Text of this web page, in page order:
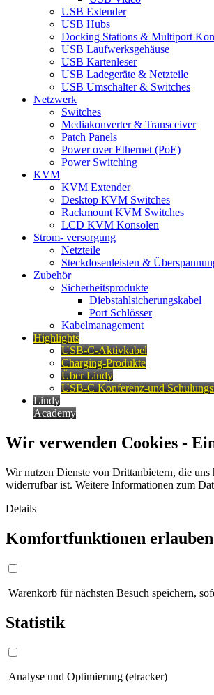
USB Extender
USB Hubs
Docking Stations & Multiport
USB Laufwerksgehäuse
USB Kartenleser
USB Ladegeräte & Netzteile
USB Umschalter & Switches
Netzwerk
Switches
Mediakonverter & Transceiver
Patch Panels
Power over Ethernet (PoE)
Power Switching
KVM
KVM Extender
Desktop KVM Switches
Rackmount KVM Switches
LCD KVM Konsolen
Strom- versorgung
Netzteile
Steckdosenleisten &
Zubehör
Sicherheitsprodukte
Diebstahlsicherungskabel
Port Schlösser
Kabelmanagement
Highlights
USB-C-Aktivkabel
Charging-Produkte
Über Lindy
USB-C Konferenz-und
Lindy
Academy
Wir verwenden Cookies -
Wir nutzen Dienste von Drittanbietern, die
widerrufbar ist. Weitere Informationen zum
Details
Komfortfunktionen erlauben
Warenkorb für nächsten Besuch speichern,
Statistik
Analyse und Optimierung (etracker)